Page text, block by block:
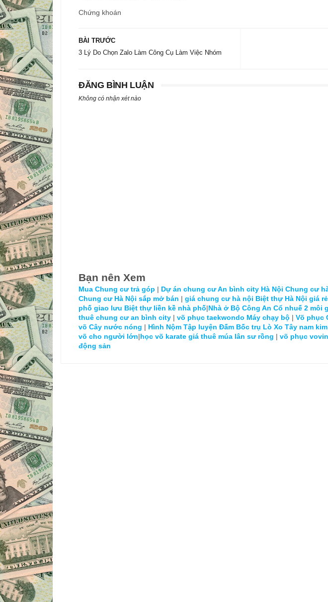
Chứng khoán
BÀI TRƯỚC
3 Lý Do Chọn Zalo Làm Công Cụ Làm Việc Nhóm
ĐĂNG BÌNH LUẬN
Không có nhận xét nào
Bạn nên Xem
Mua Chung cư trả góp | Dự án chung cư An bình city Hà Nội Chung cư
Chung cư Hà Nội sắp mở bán | giá chung cư hà nội Biệt thự Hà Nội giá rẻ
phố giao lưu Biệt thự liền kề nhà phố|Nhà ở Bộ Công An Cổ nhuế 2 môi
thuê chung cư an bình city | võ phục taekwondo Máy chạy bộ | Võ phục
võ Cây nước nóng | Hình Nộm Tập luyện Đấm Bốc trụ Lò Xo Tây nam
võ cho người lớn|học võ karate giá thuê múa lân sư rồng | võ phục
động sản